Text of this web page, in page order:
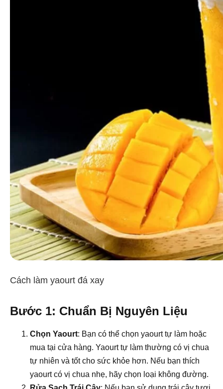
Cách làm yaourt đá xay
Bước 1: Chuẩn Bị Nguyên Liệu
Chọn Yaourt: Bạn có thể chọn yaourt tự làm hoặc
mua tại cửa hàng. Yaourt tự làm thường có vị chua
tự nhiên và tốt cho sức khỏe hơn. Nếu bạn thích
yaourt có vị chua nhẹ, hãy chọn loại không đường.